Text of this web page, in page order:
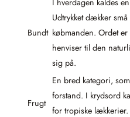
Bundt
I hverdagen kaldes
Udtrykket dækker
købmanden. Ordet
henviser til den
sig på.
Frugt
En bred kategori,
forstand. I krydsord
for tropiske